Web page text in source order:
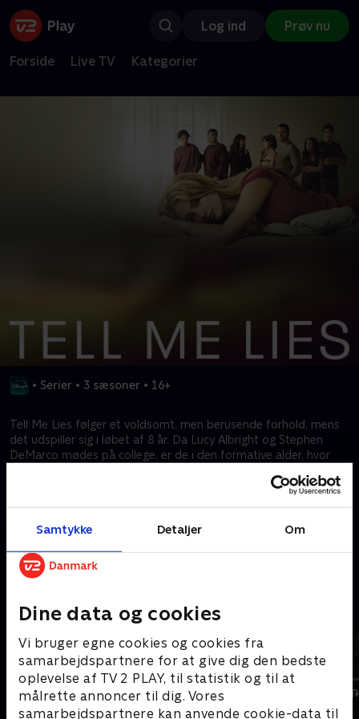
Samtykke Detaljer Om
Dine data og cookies
Vi bruger egne cookies og cookies fra
samarbejdspartnere for at give dig den bedste
oplevelse af TV 2 PLAY, til statistik og til at
målrette annoncer til dig. Vores
samarbejdspartnere kan anvende cookie-data til
Log ind Prøv nu
Forside Live TV Kategorier
• Serier • 3 sæsoner • 16+
Tell Me Lies følger et voldsomt, men berusende forhold, mens
det udspiller sig i løbet af 8 år. Da Lucy Albright og Stephen
DeMarco mødes på college, er de i den formative alder, hvor
De indleder hurtigt en vanedannende affære, der for altid vil
Kræver tilkøb
Mere indhold fra Disney+